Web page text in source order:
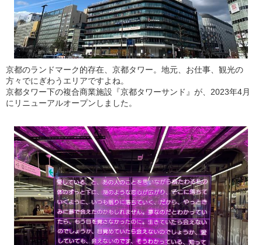
京都のランドマーク的存在、京都タワー。地元、お仕事、観光の
方々でにぎわうエリアですよね。
京都タワー下の複合商業施設『京都タワーサンド』が、2023年4月
にリニューアルオープンしました。